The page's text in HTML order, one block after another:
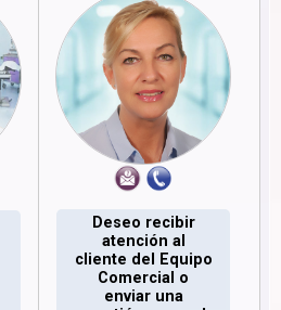
Deseo recibir
atención al
cliente del Equipo
Comercial o
enviar una